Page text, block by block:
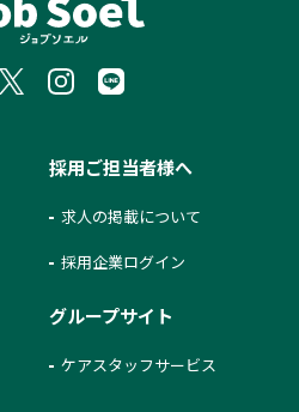
採用ご担当者様へ
求人の掲載について
採用企業ログイン
グループサイト
ケアスタッフサービス